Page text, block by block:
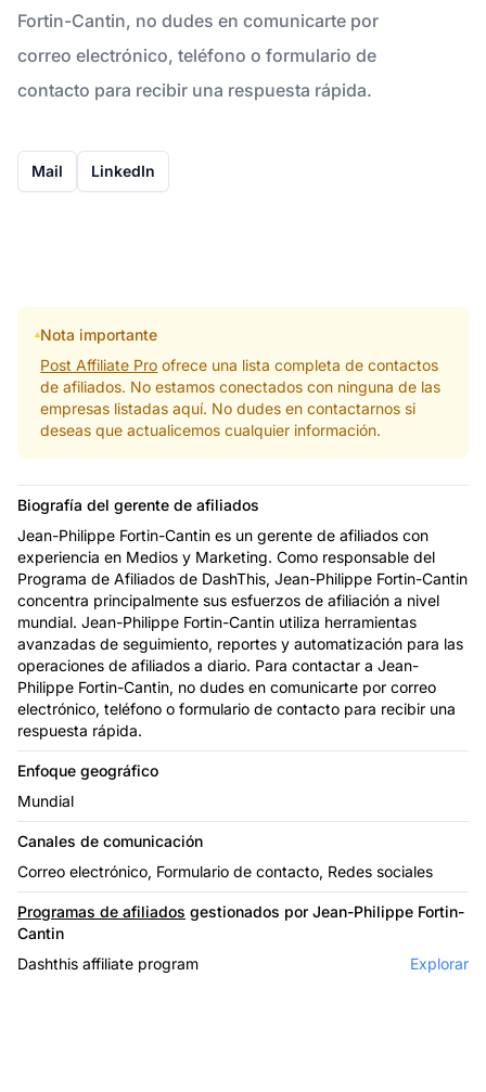
Fortin-Cantin, no dudes en comunicarte por
correo electrónico, teléfono o formulario de
contacto para recibir una respuesta rápida.
Mail LinkedIn
Nota importante
Post Affiliate Pro ofrece una lista completa de contactos
de afiliados. No estamos conectados con ninguna de las
empresas listadas aquí. No dudes en contactarnos si
deseas que actualicemos cualquier información.
Biografía del gerente de afiliados
Jean-Philippe Fortin-Cantin es un gerente de afiliados con
experiencia en Medios y Marketing. Como responsable del
Programa de Afiliados de DashThis, Jean-Philippe Fortin-Cantin
concentra principalmente sus esfuerzos de afiliación a nivel
mundial. Jean-Philippe Fortin-Cantin utiliza herramientas
avanzadas de seguimiento, reportes y automatización para las
operaciones de afiliados a diario. Para contactar a Jean-
Philippe Fortin-Cantin, no dudes en comunicarte por correo
electrónico, teléfono o formulario de contacto para recibir una
respuesta rápida.
Enfoque geográfico
Mundial
Canales de comunicación
Correo electrónico, Formulario de contacto, Redes sociales
Programas de afiliados gestionados por Jean-Philippe Fortin-
Cantin
Dashthis affiliate program
Explorar